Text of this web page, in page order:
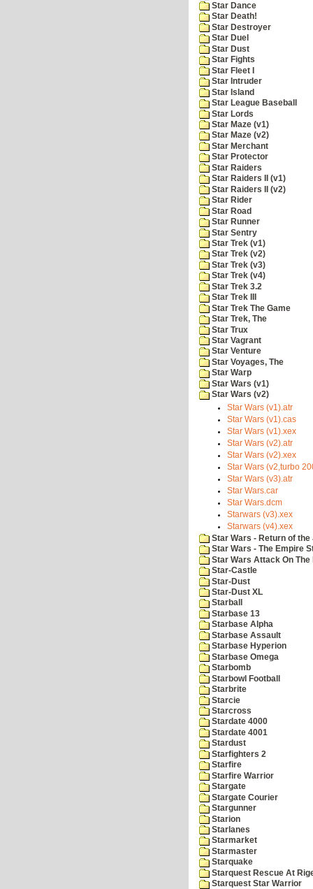
Star Dance
Star Death!
Star Destroyer
Star Duel
Star Dust
Star Fights
Star Fleet I
Star Intruder
Star Island
Star League Baseball
Star Lords
Star Maze (v1)
Star Maze (v2)
Star Merchant
Star Protector
Star Raiders
Star Raiders II (v1)
Star Raiders II (v2)
Star Rider
Star Road
Star Runner
Star Sentry
Star Trek (v1)
Star Trek (v2)
Star Trek (v3)
Star Trek (v4)
Star Trek 3.2
Star Trek III
Star Trek The Game
Star Trek, The
Star Trux
Star Vagrant
Star Venture
Star Voyages, The
Star Warp
Star Wars (v1)
Star Wars (v2)
Star Wars (v1).atr
Star Wars (v1).cas
Star Wars (v1).xex
Star Wars (v2).atr
Star Wars (v2).xex
Star Wars (v2,turbo
Star Wars (v3).atr
Star Wars.car
Star Wars.dcm
Starwars (v3).xex
Starwars (v4).xex
Star Wars - Return of
Star Wars - The Empire
Star Wars Attack On The
Star-Castle
Star-Dust
Star-Dust XL
Starball
Starbase 13
Starbase Alpha
Starbase Assault
Starbase Hyperion
Starbase Omega
Starbomb
Starbowl Football
Starbrite
Starcie
Starcross
Stardate 4000
Stardate 4001
Stardust
Starfighters 2
Starfire
Starfire Warrior
Stargate
Stargate Courier
Stargunner
Starion
Starlanes
Starmarket
Starmaster
Starquake
Starquest Rescue At
Starquest Star Warrior